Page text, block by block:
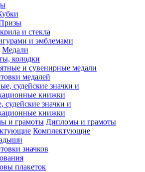
и стекла
и эмблемами
Медали
колодки
и сувенирные медали
медалей
судейские значки и
книжки
Дипломы и грамоты
Комплектующие
значков
плакеток